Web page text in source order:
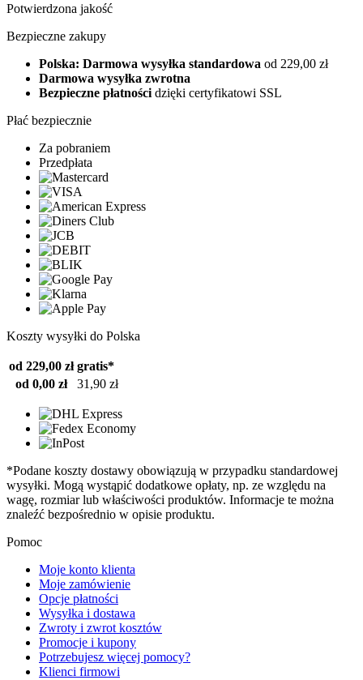
Potwierdzona jakość
Bezpieczne zakupy
Polska: Darmowa wysyłka standardowa od 229,00 zł
Darmowa wysyłka zwrotna
Bezpieczne płatnościdzięki certyfikatowi SSL
Płać bezpiecznie
Za pobraniem
Przedpłata
Koszty wysyłki do Polska
od 229,00 zł gratis*
od 0,00 zł
31,90 zł
*Podane koszty dostawy obowiązują w przypadku standardowej
wysyłki. Mogą wystąpić dodatkowe opłaty, np. ze względu na
wagę, rozmiar lub właściwości produktów. Informacje te można
znaleźć bezpośrednio w opisie produktu.
Pomoc
Moje konto klienta
Moje zamówienie
Opcje płatności
Wysyłka i dostawa
Zwroty i zwrot kosztów
Promocje i kupony
Potrzebujesz więcej pomocy?
Klienci firmowi